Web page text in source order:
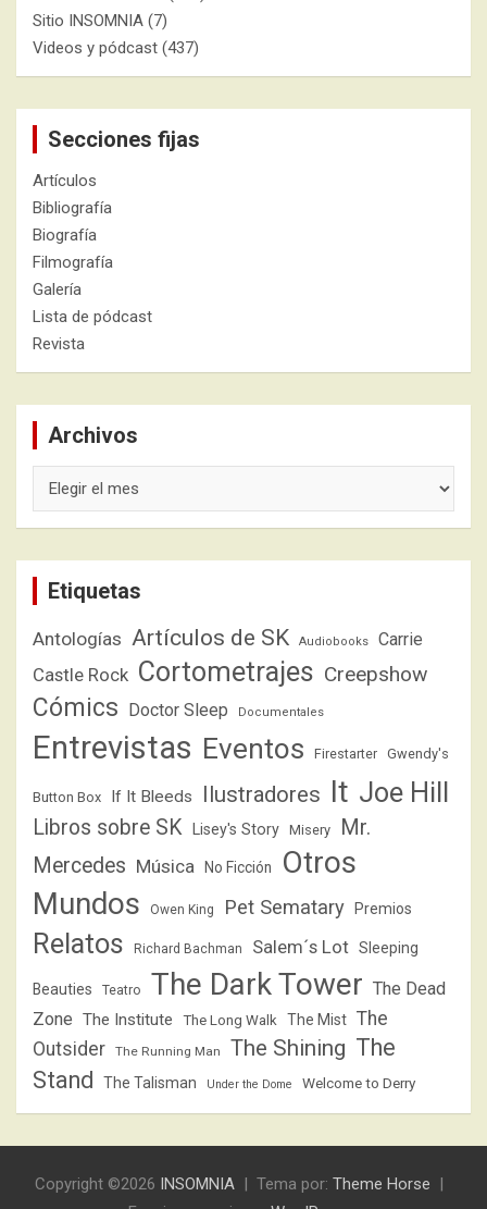
Sitio INSOMNIA (7)
Videos y pódcast (437)
Secciones fijas
Artículos
Bibliografía
Biografía
Filmografía
Galería
Lista de pódcast
Revista
Archivos
Etiquetas
Antologías Artículos de SK Audiobooks Carrie
Castle Rock Cortometrajes Creepshow
Cómics Doctor Sleep Documentales
Entrevistas Eventos Firestarter Gwendy's
Button Box If It Bleeds Ilustradores It Joe Hill
Libros sobre SK Lisey's Story Misery
Mr.
Mercedes Música No Ficción
Otros
Mundos
Owen King Pet Sematary Premios
Relatos Richard Bachman Salem´s Lot Sleeping
Beauties Teatro The Dark Tower The Dead
Zone The Institute The Long Walk The Mist The
Outsider
The Running Man The Shining The
Stand
The Talisman Under the Dome Welcome to Derry
Copyright ©2026 INSOMNIA Tema por: Theme Horse